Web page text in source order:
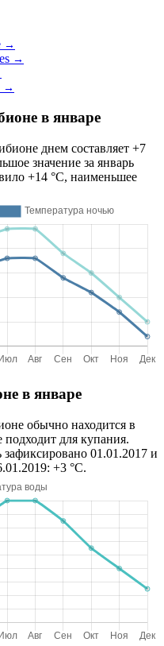
→
→
→
в январе
днем составляет +7
значение за январь
+14 °C, наименьшее
в январе
обычно находится в
для купания.
зафиксировано 01.01.2017 и
+3 °C.